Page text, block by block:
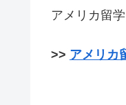
アメリカ留
>> アメリカ